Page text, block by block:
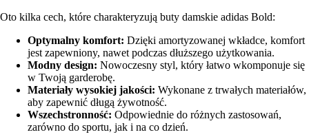
Oto kilka cech, które charakteryzują buty damskie adidas Bold:
Optymalny komfort: Dzięki amortyzowanej wkładce, komfort
jest zapewniony, nawet podczas dłuższego użytkowania.
Modny design: Nowoczesny styl, który łatwo wkomponuje się
w Twoją garderobę.
Materiały wysokiej jakości: Wykonane z trwałych materiałów,
aby zapewnić długą żywotność.
Wszechstronność: Odpowiednie do różnych zastosowań,
zarówno do sportu, jak i na co dzień.